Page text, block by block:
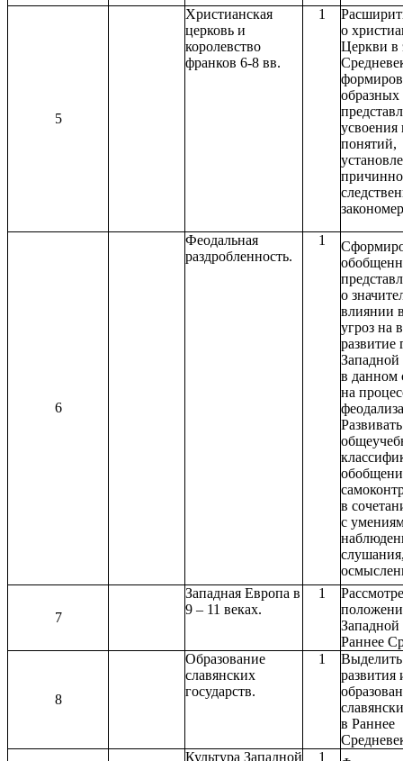
5
Христианская
церковь и
королевство
франков 6-8 вв.
1
о
Церкви в
образных
понятий,
6
Феодальная
раздробленность.
1
о
влиянии
угроз на
развитие
в данном
на
в
с
7
Западная Европа в
9 – 11 веках.
1
Раннее
8
Образование
славянских
государств.
1
развития
в Раннее
Культура Западной
1